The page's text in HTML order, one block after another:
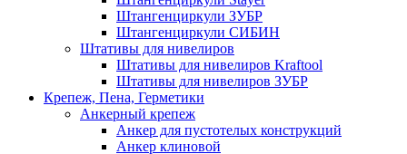
Штангенциркули ЗУБР
Штангенциркули СИБИН
Штативы для нивелиров
Штативы для нивелиров Kraftool
Штативы для нивелиров ЗУБР
Крепеж, Пена, Герметики
Анкерный крепеж
Анкер для пустотелых конструкций
Анкер клиновой